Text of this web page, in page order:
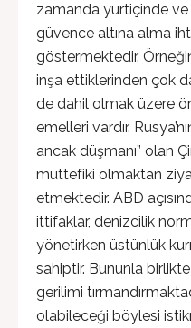
zamanda yurtiçinde ve
güvence altına alma
göstermektedir. Örneğin
inşa ettiklerinden çok
de dahil olmak üzere
emelleri vardır.
ancak düşmanı” olan
müttefiki olmaktan
etmektedir. ABD
ittifaklar, denizcilik
yönetirken üstünlük
sahiptir. Bununla
gerilimi
olabileceği böylesi